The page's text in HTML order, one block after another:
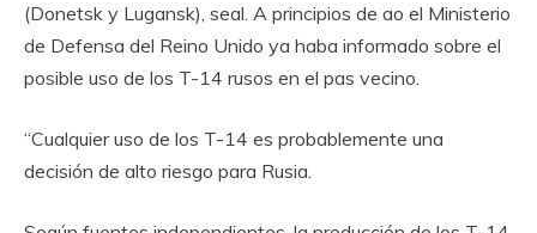
(Donetsk y Lugansk), seal. A principios de ao el Ministerio
de Defensa del Reino Unido ya haba informado sobre el
posible uso de los T-14 rusos en el pas vecino.
“Cualquier uso de los T-14 es probablemente una
decisión de alto riesgo para Rusia.